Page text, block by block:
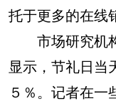
托于更多的在线
市场研究机构
显示，节礼日当
５％。记者在一